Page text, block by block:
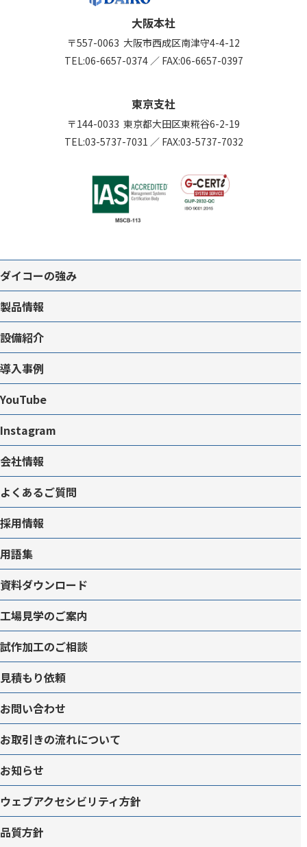
大阪本社
〒557-0063 大阪市西成区南津守4-4-12
TEL:06-6657-0374／ FAX:06-6657-0397
東京支社
〒144-0033 東京都大田区東糀谷6-2-19
TEL:03-5737-7031 ／ FAX:03-5737-7032
ダイコーの強み
製品情報
設備紹介
導入事例
YouTube
Instagram
会社情報
よくあるご質問
採用情報
用語集
資料ダウンロード
工場見学のご案内
試作加工のご相談
見積もり依頼
お問い合わせ
お取引きの流れについて
お知らせ
ウェブアクセシビリティ方針
品質方針